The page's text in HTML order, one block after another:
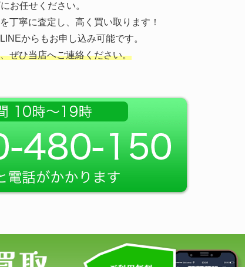
お任せください。
丁寧に査定し、高く買い取ります！
からもお申し込み可能です。
ぜひ当店へご連絡ください。